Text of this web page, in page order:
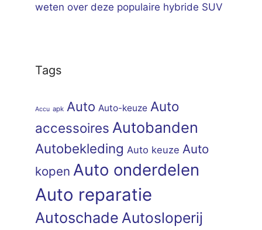
weten over deze populaire hybride SUV
Tags
Accu apk Auto Auto-keuze Auto
accessoires Autobanden
Autobekleding Auto keuze Auto
kopen Auto onderdelen
Auto reparatie
Autoschade Autosloperij